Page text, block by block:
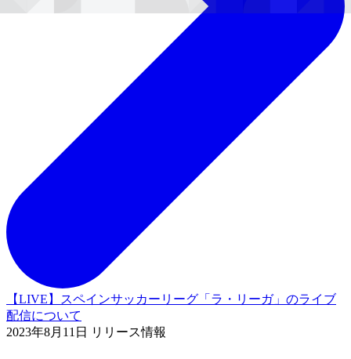
【LIVE】スペインサッカーリーグ「ラ・リーガ」のライブ
配信について
2023年8月11日 リリース情報